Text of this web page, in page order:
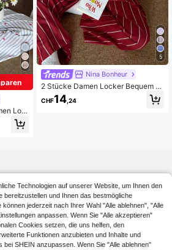
Loc
Langar
Se
5
Nina Bonheur
2 Stücke Damen Locker Bequem At
mungsaktiv Gestreift Langarm Pyja
ma Set, geeignet für Freizeitkleidun
CHF14 ,24
Technologien auf unserer Website, um Ihnen den
bereitzustellen und Ihnen das bestmögliche
jederzeit nach Ihrer Wahl "Alle ablehnen", "Alle
anpassen. Wenn Sie "Alle akzeptieren"
Cookies setzen, die uns helfen, den
Funktionen anzubieten und Inhalte und
bei SHEIN anzupassen. Wenn Sie "Alle ablehnen"